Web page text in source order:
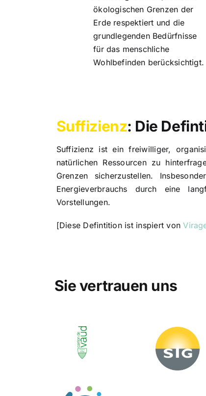
ökologischen Grenzen der
Erde respektiert und die
grundlegenden Bedürfnisse
für das menschliche
Wohlbefinden berücksichtigt.
Suffizienz: Die
Suffizienz ist ein freiwilliger,
natürlichen Ressourcen zu
Grenzen sicherzustellen.
Energieverbrauchs durch eine
Vorstellungen.
[Diese Defintition ist inspiert von
Sie vertrauen uns